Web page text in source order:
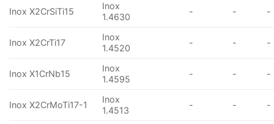
Inox X2CrSiTi15
Inox
1.4630
- - -
Inox X2CrTi17
Inox
1.4520
- - -
Inox X1CrNb15
Inox
1.4595
- - -
Inox X2CrMoTi17-1
Inox
1.4513
- - -